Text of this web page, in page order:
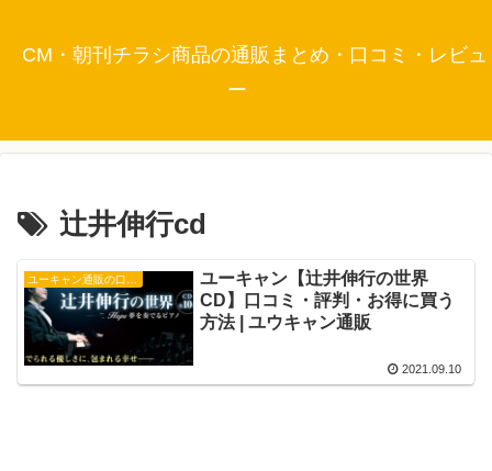
CM・朝刊チラシ商品の通販まとめ・口コミ・レビュ
ー
辻井伸行cd
ユーキャン【辻井伸行の世界
CD】口コミ・評判・お得に買う
方法 | ユウキャン通販
2021.09.10